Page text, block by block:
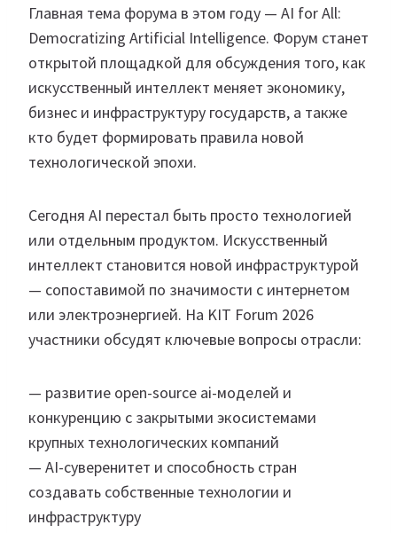
Главная тема форума в этом году — AI for All:
Democratizing Artificial Intelligence. Форум станет
открытой площадкой для обсуждения того, как
искусственный интеллект меняет экономику,
бизнес и инфраструктуру государств, а также
кто будет формировать правила новой
технологической эпохи.
Сегодня AI перестал быть просто технологией
или отдельным продуктом. Искусственный
интеллект становится новой инфраструктурой
— сопоставимой по значимости с интернетом
или электроэнергией. На KIT Forum 2026
участники обсудят ключевые вопросы отрасли:
— развитие open-source ai-моделей и
конкуренцию с закрытыми экосистемами
крупных технологических компаний
— AI-суверенитет и способность стран
создавать собственные технологии и
инфраструктуру